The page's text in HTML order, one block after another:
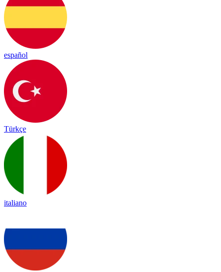
español
Türkçe
italiano